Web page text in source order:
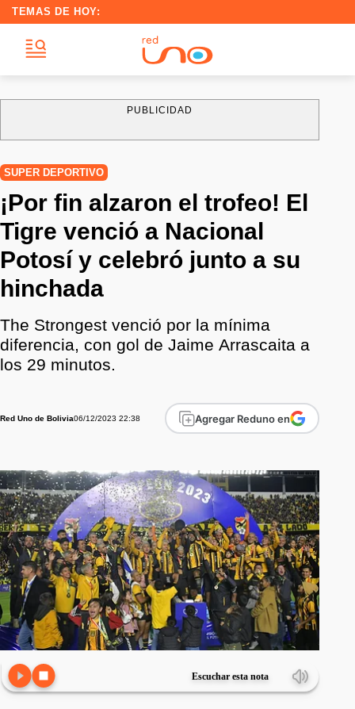
TEMAS DE HOY:
PUBLICIDAD
SUPER DEPORTIVO
¡Por fin alzaron el trofeo! El
Tigre venció a Nacional
Potosí y celebró junto a su
hinchada
The Strongest venció por la mínima
diferencia, con gol de Jaime Arrascaita a
los 29 minutos.
Red Uno de Bolivia06/12/2023 22:38 Agregar Reduno en
Escuchar esta nota